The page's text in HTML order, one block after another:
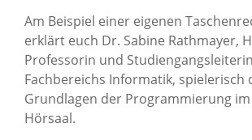
Am Beispiel einer eigenen
erklärt euch Dr. Sabine Rathmayer,
Professorin und
Fachbereichs Informatik, spielerisch
Grundlagen der Programmierung
Hörsaal.